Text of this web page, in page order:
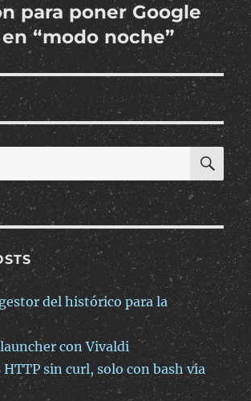
para poner Google
“modo noche”
del histórico para la
con Vivaldi
sin curl, solo con bash via